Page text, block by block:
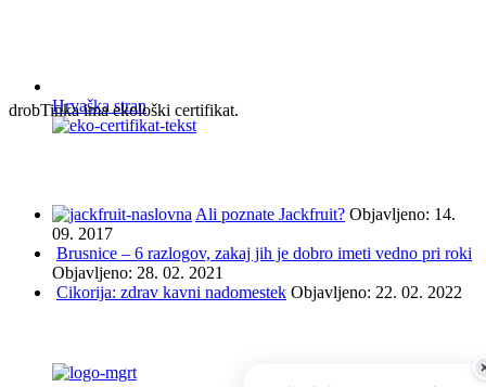
Hrvaška stran
drobTinka ima ekološki certifikat.
Ali poznate Jackfruit? Objavljeno: 14.
09. 2017
Brusnice – 6 razlogov, zakaj jih je dobro imeti vedno pri roki
Objavljeno: 28. 02. 2021
Cikorija: zdrav kavni nadomestek Objavljeno: 22. 02. 2022